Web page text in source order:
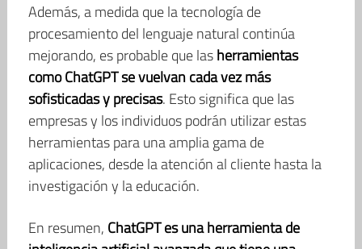
Además, a medida que la tecnología de
procesamiento del lenguaje natural continúa
mejorando, es probable que lasherramientas
como ChatGPT se vuelvan cada vez más
sofisticadas y precisas. Esto significa que las
empresas y los individuos podrán utilizar estas
herramientas para una amplia gama de
aplicaciones, desde la atención al cliente hasta la
investigación y la educación.
En resumen, ChatGPT es una herramienta de